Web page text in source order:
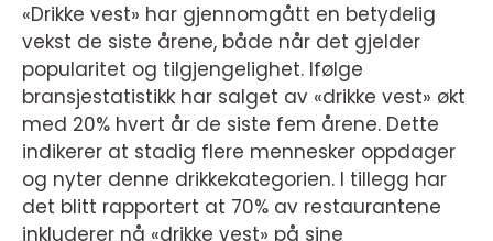
«Drikke vest» har gjennomgått en betydelig
vekst de siste årene, både når det gjelder
popularitet og tilgjengelighet. Ifølge
bransjestatistikk har salget av «drikke vest» økt
med 20% hvert år de siste fem årene. Dette
indikerer at stadig flere mennesker oppdager
og nyter denne drikkekategorien. I tillegg har
det blitt rapportert at 70% av restaurantene
inkluderer nå «drikke vest» på sine